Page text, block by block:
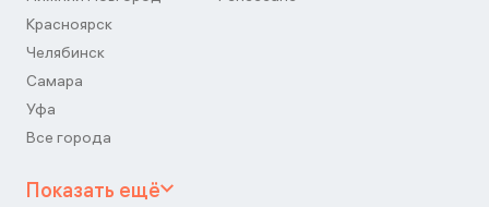
Красноярск
Челябинск
Самара
Уфа
Все города
Показать ещё